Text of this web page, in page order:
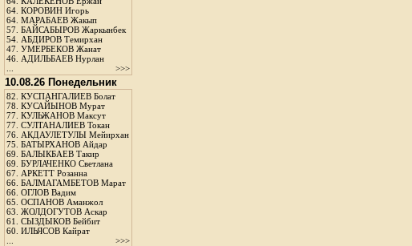
64. КОРОВИН Игорь
64. МАРАБАЕВ Жакып
57. БАЙСАБЫРОВ Жаркынбек
54. АБДИРОВ Темирхан
47. УМЕРБЕКОВ Жанат
46. АДИЛЬБАЕВ Нурлан
>>>
10.08.26 Понедельник
82. КУСПАНГАЛИЕВ Болат
78. КУСАЙЫНОВ Мурат
77. КУЛЬЖАНОВ Максут
77. СУЛТАНАЛИЕВ Токан
76. АКДАУЛЕТУЛЫ Мейирхан
75. БАТЫРХАНОВ Айдар
69. БАЛЫКБАЕВ Такир
69. БУРЛАЧЕНКО Светлана
67. АРКЕТТ Розанна
66. БАЛМАГАМБЕТОВ Марат
66. ОГЛОВ Вадим
65. ОСПАНОВ Аманжол
63. ЖОЛДОГУТОВ Аскар
61. СЫЗДЫКОВ Бейбит
60. ИЛЬЯСОВ Кайрат
>>>